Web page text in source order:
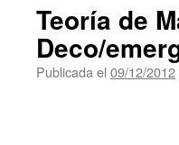
Teoría de
Deco/
Publicada el 09/12/2012